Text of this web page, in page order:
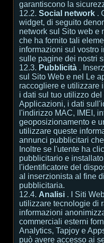
garantiscono la
12.2. Social network .
widget, di seguito
network sul Sito web e
che ha fornito tali
informazioni sul vostro
sulle pagine dei nostri
12.3. Pubblicità .
sul Sito Web e nel Le
raccogliere e utilizzare
i dati sul tuo utilizzo
Applicazioni, i dati
l'indirizzo MAC, IMEI,
geoposizionamento e
utilizzare queste
annunci pubblicitari
Inoltre se l'utente ha
pubblicitario e
l'identificatore del
al inserzionista al fine
pubblicitaria.
12.4. Analisi . I Siti
utilizzare tecnologie di
informazioni
commerciali esterni
Analytics, Tapjoy e
può avere accesso ai